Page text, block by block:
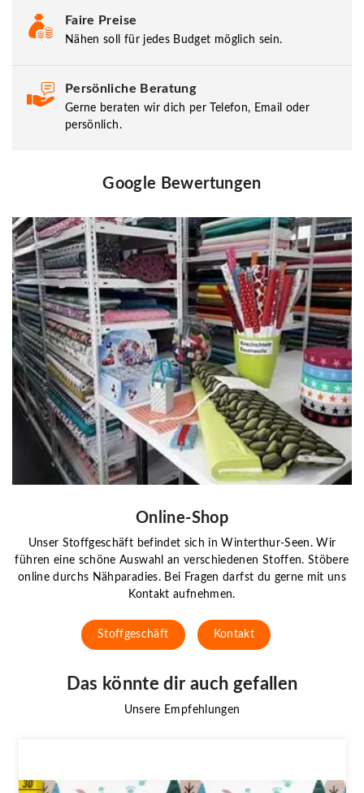
Faire Preise
Nähen soll für jedes Budget möglich sein.
Persönliche Beratung
Gerne beraten wir dich per Telefon, Email oder
persönlich.
Google Bewertungen
Online-Shop
Unser Stoffgeschäft befindet sich in Winterthur-Seen. Wir
führen eine schöne Auswahl an verschiedenen Stoffen. Stöbere
online durchs Nähparadies. Bei Fragen darfst du gerne mit uns
Kontakt aufnehmen.
Stoffgeschäft Kontakt
Das könnte dir auch gefallen
Unsere Empfehlungen